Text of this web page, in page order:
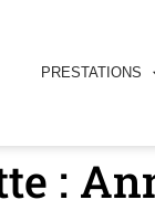
PRESTATIONS
: